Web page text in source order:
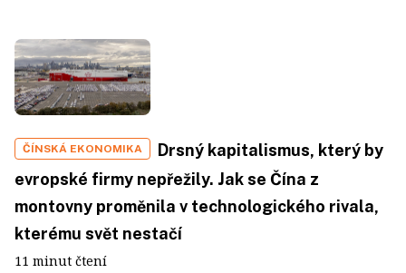
ČÍNSKÁ EKONOMIKA
Drsný kapitalismus, který by
evropské firmy nepřežily. Jak se Čína z
montovny proměnila v technologického rivala,
kterému svět nestačí
11 minut čtení